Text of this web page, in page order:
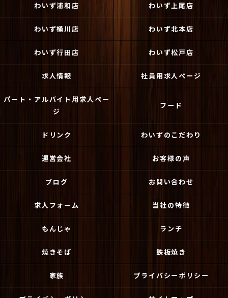
わいず浦和店 わいず上尾店
わいず桶川店 わいず北本店
わいず行田店 わいず松戸店
求人情報 社員用求人ページ
パート・アルバイト用求人ペー
ジ
フード
ドリンク わいずのこだわり
運営会社 お客様の声
ブログ お問い合わせ
求人フォーム 当社の特徴
もんじゃ ランチ
焼きそば 鉄板焼き
家族 プライバシーポリシー